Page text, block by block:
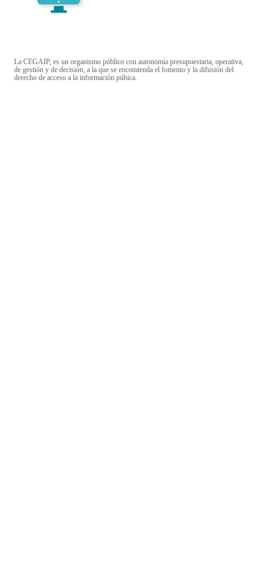
La CEGAIP, es un organismo público con autonomía presupuestaria, operativa,
de gestión y de decisión, a la que se encomienda el fomento y la difusión del
derecho de acceso a la información púbica.